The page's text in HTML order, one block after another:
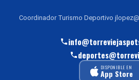
Coordinador Turismo Deportivo
DISPONIBLE EN
App Store